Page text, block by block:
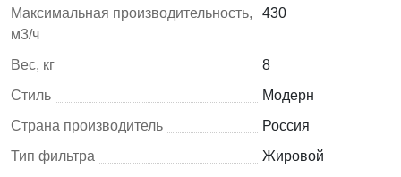
Максимальная производительность,
м3/ч
430
Вес, кг
8
Стиль
Модерн
Страна производитель
Россия
Тип фильтра
Жировой